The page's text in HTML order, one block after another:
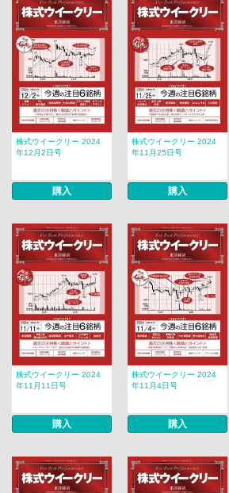
株式ウイークリー 2024
年12月2日号
購入
株式ウイークリー 2024
年11月25日号
購入
株式ウイークリー 2024
年11月11日号
購入
株式ウイークリー 2024
年11月4日号
購入